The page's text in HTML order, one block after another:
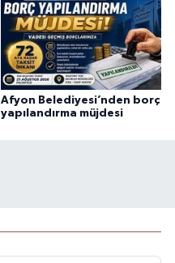
Afyon Belediyesi’nden borç
yapılandırma müjdesi